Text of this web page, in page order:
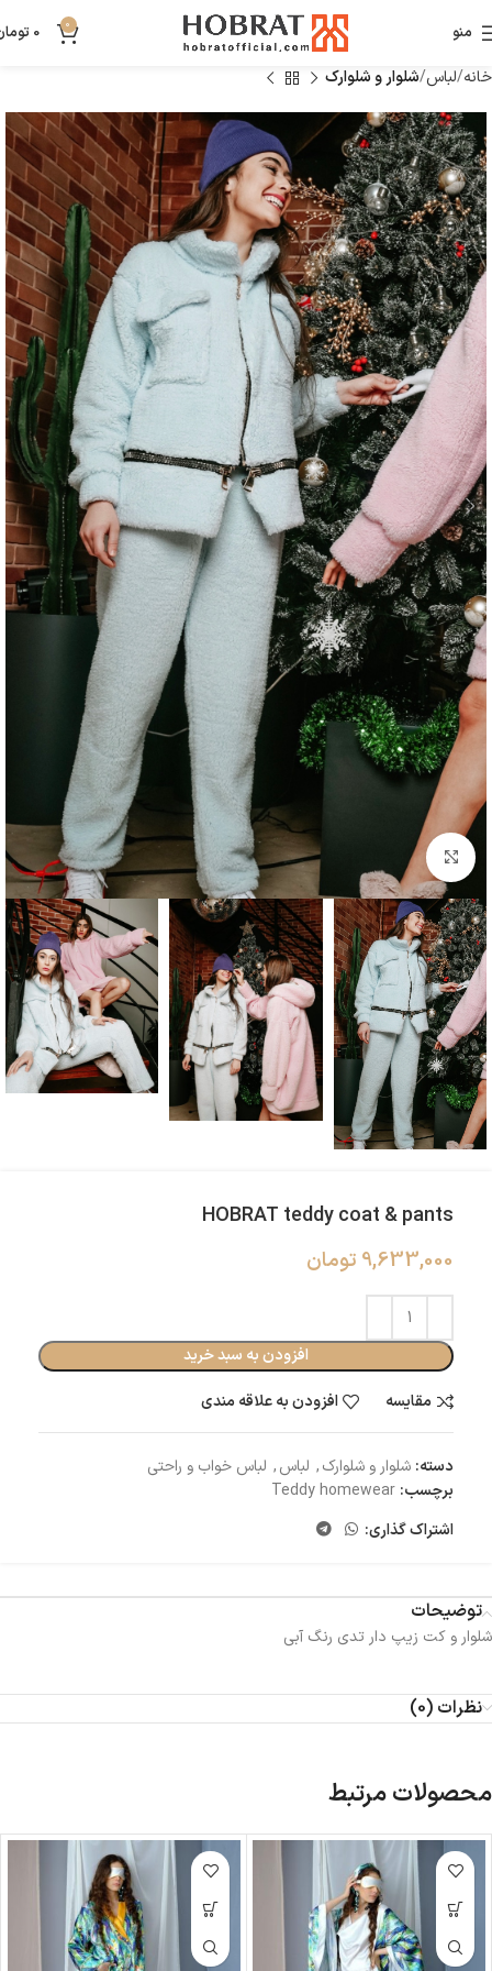
منو 0
0
خانه لباس شلوار و شلوارک
بزرگنمایی تصویر
HOBRAT teddy coat & pants
9,633,000 تومان
افزودن به سبد خرید
مقایسه
افزودن به علاقه مندی
دسته: شلوار و شلوارک, لباس, لباس خواب و راحتی
برچسب: Teddy homewear
اشتراک گذاری:
توضیحات
شلوار و کت زیپ دار تدی رنگ آبی
نظرات (0)
محصولات مرتبط